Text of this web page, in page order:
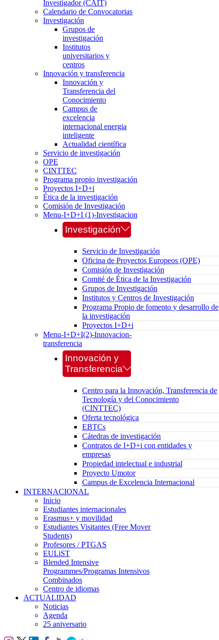
Investigador (CAIT)
Calendario de Convocatorias
Investigación
Grupos de
investigación
Institutos
universitarios y
centros
Innovación y transferencia
Innovación y
Transferencia del
Conocimiento
Campus de
excelencia
internacional energia
inteligente
Actualidad científica
Servicio de investigación
OPE
CINTTEC
Programa propio investigación
Proyectos I+D+i
Ética de la investigación
Comisión de Investigación
Menu-I+D+I (1)-Investigacion
Investigación
Servicio de Investigación
Oficina de Proyectos Europeos (OPE)
Comisión de Investigación
Comité de Ética de la Investigación
Grupos de Investigación
Institutos y Centros de Investigación
Programa Propio de fomento y desarrollo de
la investigación
Proyectos I+D+i
Menu-I+D+I(2)-Innovacion-
transferencia
Innovación y
Transferencia
Centro para la Innovación, Transferencia de
Tecnología y del Conocimiento
(CINTTEC)
Oferta tecnológica
EBTCs
Cátedras de investigación
Contratos de I+D+i con entidades y
empresas
Propiedad intelectual e industrial
Proyecto Umotor
Campus de Excelencia Internacional
INTERNACIONAL
Inicio
Estudiantes internacionales
Erasmus+ y movilidad
Estudiantes Visitantes (Free Mover
Students)
Profesores / PTGAS
EULiST
Blended Intensive
Programmes/Programas Intensivos
Combinados
Centro de idiomas
ACTUALIDAD
Noticias
Agenda
25 aniversario